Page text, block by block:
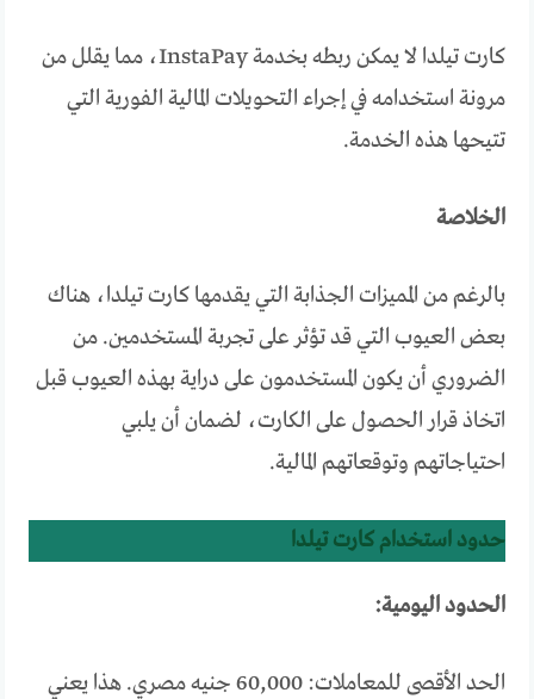
كارت تيلدا لا يمكن ربطه بخدمة InstaPay، مما يقلل من
مرونة استخدامه في إجراء التحويلات المالية الفورية التي
تتيحها هذه الخدمة.
الخلاصة
بالرغم من المميزات الجذابة التي يقدمها كارت تيلدا، هناك
بعض العيوب التي قد تؤثر على تجربة المستخدمين. من
الضروري أن يكون المستخدمون على دراية بهذه العيوب قبل
اتخاذ قرار الحصول على الكارت، لضمان أن يلبي
احتياجاتهم وتوقعاتهم المالية.
حدود استخدام كارت تيلدا
الحدود اليومية:
الحد الأقصى للمعاملات: 60,000 جنيه مصري. هذا يعني